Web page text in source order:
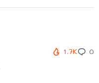
1.7K 0